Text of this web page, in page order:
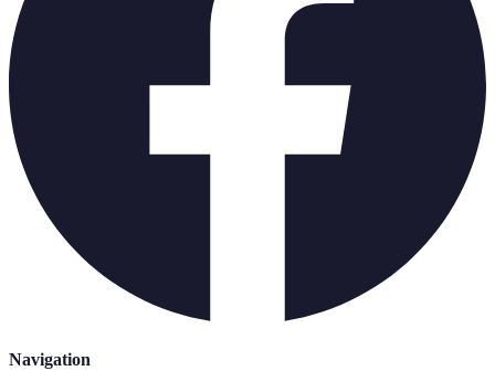
Navigation